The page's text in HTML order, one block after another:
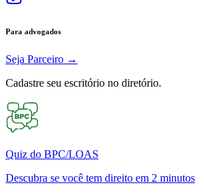
Para advogados
Seja Parceiro →
Cadastre seu escritório no diretório.
Quiz do BPC/LOAS
Descubra se você tem direito em 2 minutos